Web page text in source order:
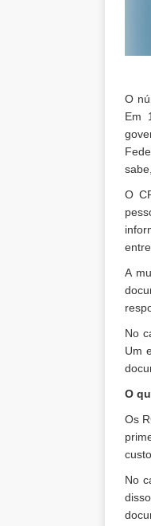
O
Em
O
A
No
Um
O
Os
No